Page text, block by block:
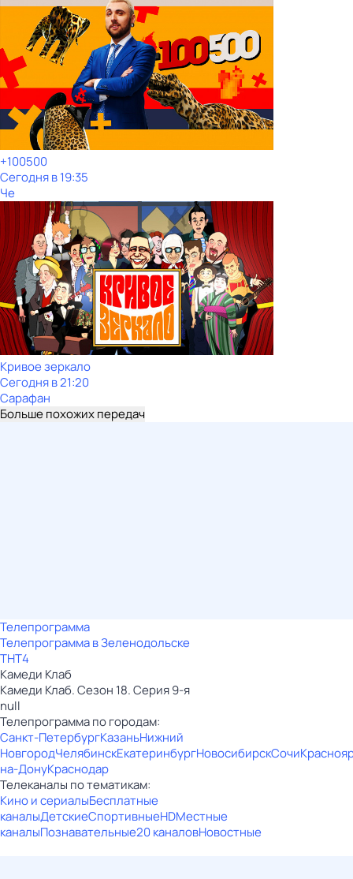
+100500
Сегодня в 19:35
Че
Кривое зеркало
Сегодня в 21:20
Сарафан
Больше похожих передач
Телепрограмма
Телепрограмма в Зеленодольске
ТНТ4
Камеди Клаб
Камеди Клаб. Сезон 18. Серия 9-я
null
Телепрограмма по городам:
Санкт-ПетербургКазаньНижний
НовгородЧелябинскЕкатеринбургНовосибирскСочи
на-ДонуКраснодар
Телеканалы по тематикам:
Кино и сериалыБесплатные
каналыДетскиеСпортивныеHDМестные
каналыПознавательные20 каналовНовостные